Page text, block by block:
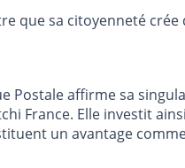
que sa citoyenneté
Postale affirme sa
France. Elle
un avantage